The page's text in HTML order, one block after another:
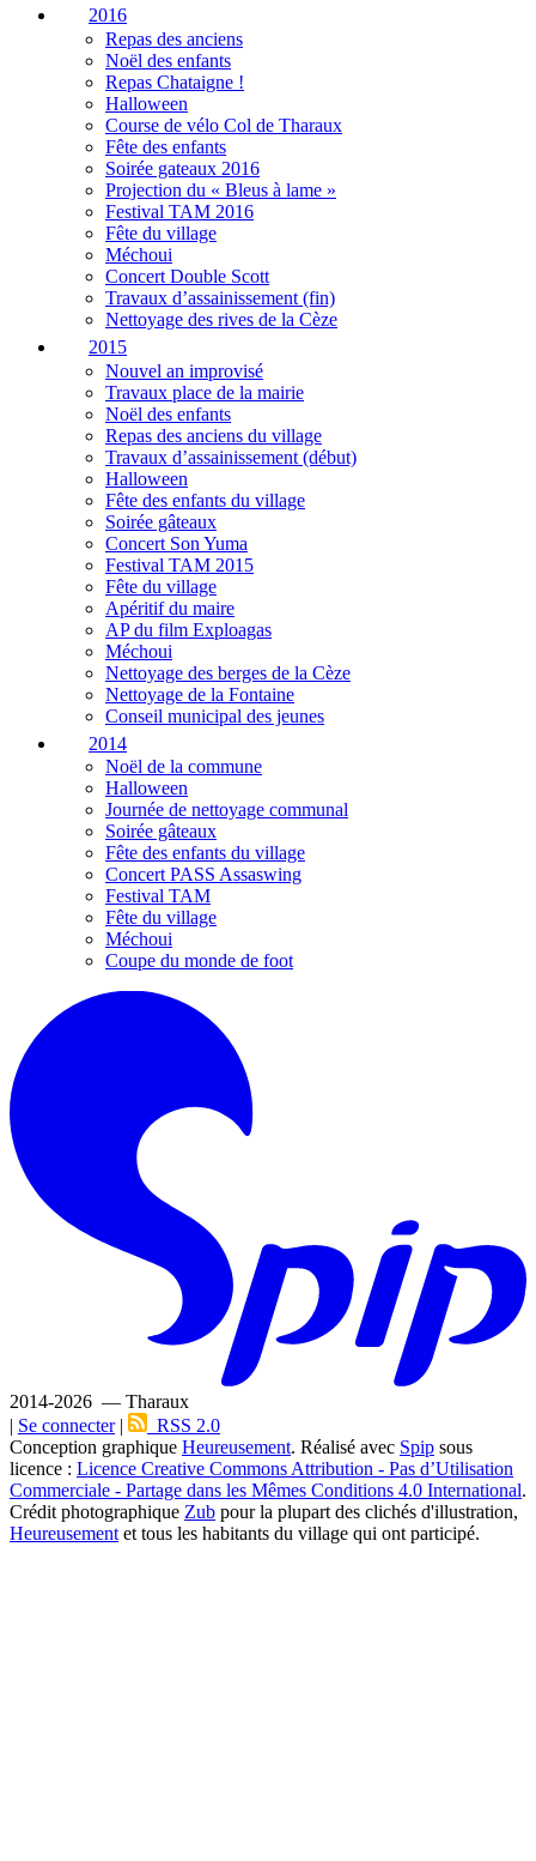
2016
Repas des anciens
Noël des enfants
Repas Chataigne !
Halloween
Course de vélo Col de Tharaux
Fête des enfants
Soirée gateaux 2016
Projection du « Bleus à lame »
Festival TAM 2016
Fête du village
Méchoui
Concert Double Scott
Travaux d’assainissement (fin)
Nettoyage des rives de la Cèze
2015
Nouvel an improvisé
Travaux place de la mairie
Noël des enfants
Repas des anciens du village
Travaux d’assainissement (début)
Halloween
Fête des enfants du village
Soirée gâteaux
Concert Son Yuma
Festival TAM 2015
Fête du village
Apéritif du maire
AP du film Exploagas
Méchoui
Nettoyage des berges de la Cèze
Nettoyage de la Fontaine
Conseil municipal des jeunes
2014
Noël de la commune
Halloween
Journée de nettoyage communal
Soirée gâteaux
Fête des enfants du village
Concert PASS Assaswing
Festival TAM
Fête du village
Méchoui
Coupe du monde de foot
2014-2026 — Tharaux
| Se connecter|
RSS 2.0
Conception graphique Heureusement. Réalisé avec Spip sous
licence : Licence Creative Commons Attribution - Pas d’Utilisation
Commerciale - Partage dans les Mêmes Conditions 4.0 International.
Crédit photographique Zub pour la plupart des clichés d'illustration,
Heureusement et tous les habitants du village qui ont participé.